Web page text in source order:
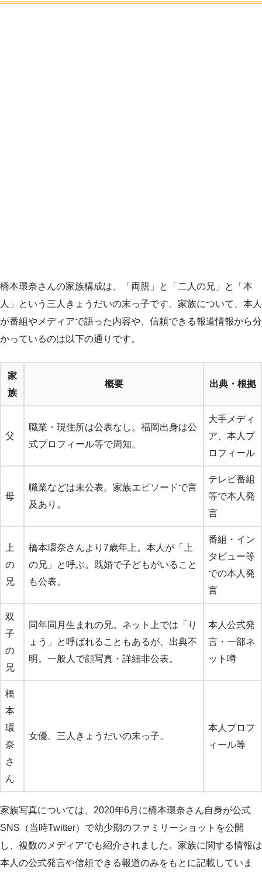
橋本環奈さんの家族構成は、「両親」と「二人の兄」と「本
人」という三人きょうだいの末っ子です。家族について、本人
が番組やメディアで語った内容や、信頼できる報道情報から分
かっているのは以下の通りです。
家
族
概要 出典・根拠
父
職業・現住所は公表なし。福岡出身は公
式プロフィール等で周知。
大手メディ
ア、本人プ
ロフィール
母
職業などは未公表。家族エピソードで言
及あり。
テレビ番組
等で本人発
言
上
の
兄
橋本環奈さんより7歳年上。本人が「上
の兄」と呼ぶ。既婚で子どもがいること
も公表。
番組・イン
タビュー等
での本人発
言
双
子
の
兄
同年同月生まれの兄。ネット上では「り
ょう」と呼ばれることもあるが、出典不
明。一般人で顔写真・詳細非公表。
本人公式発
言・一部ネ
ット噂
橋
本
環
奈
さ
ん
女優。三人きょうだいの末っ子。
本人プロフ
ィール等
家族写真については、2020年6月に橋本環奈さん自身が公式
SNS（当時Twitter）で幼少期のファミリーショットを公開
し、複数のメディアでも紹介されました。家族に関する情報は
本人の公式発言や信頼できる報道のみをもとに記載していま